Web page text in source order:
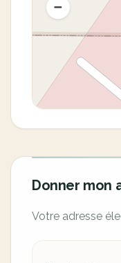
Donner mon
Votre adresse